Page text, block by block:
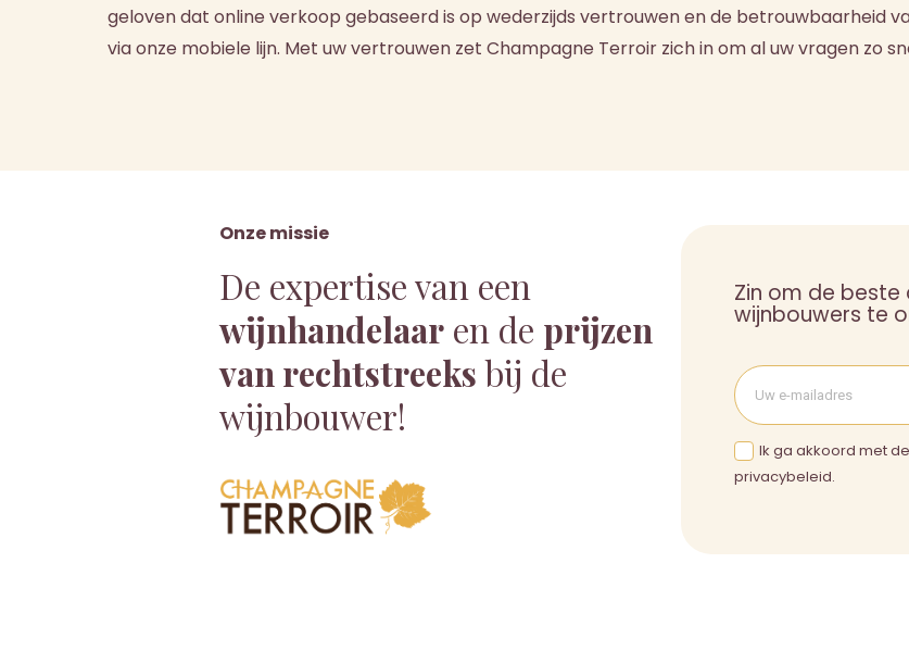
geloven dat online verkoop gebaseerd is op wederzijds vertrouwen en de betrouwbaarheid
via onze mobiele lijn. Met uw vertrouwen zet Champagne Terroir zich in om al uw vragen zo
Onze missie
De expertise van een
wijnhandelaar en de prijzen
van rechtstreeksbij de
wijnbouwer!
Zin om de beste
wijnbouwers te
Ik ga akkoord met
privacybeleid.